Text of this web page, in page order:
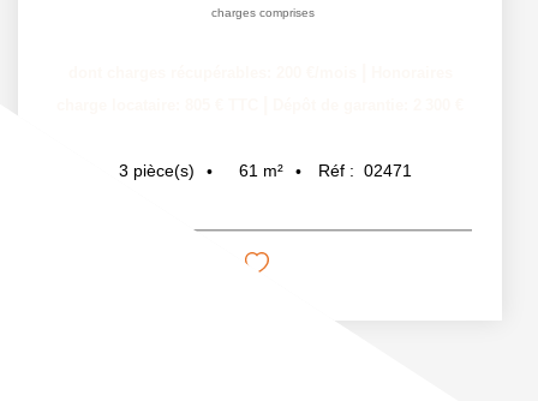
charges comprises
3 pièce(s) 61 m² Réf : 02471